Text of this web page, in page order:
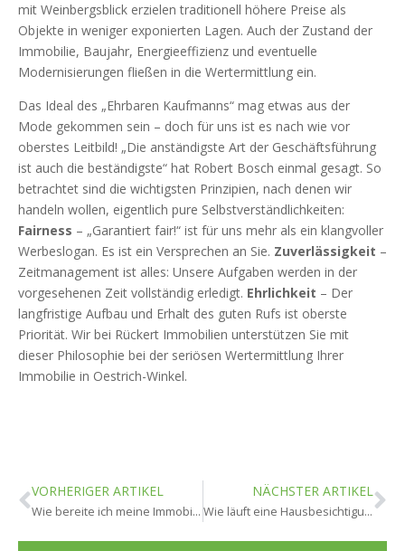
mit Weinbergsblick erzielen traditionell höhere Preise als
Objekte in weniger exponierten Lagen. Auch der Zustand der
Immobilie, Baujahr, Energieeffizienz und eventuelle
Modernisierungen fließen in die Wertermittlung ein.
Das Ideal des „Ehrbaren Kaufmanns“ mag etwas aus der
Mode gekommen sein – doch für uns ist es nach wie vor
oberstes Leitbild! „Die anständigste Art der Geschäftsführung
ist auch die beständigste“ hat Robert Bosch einmal gesagt. So
betrachtet sind die wichtigsten Prinzipien, nach denen wir
handeln wollen, eigentlich pure Selbstverständlichkeiten:
Fairness – „Garantiert fair!“ ist für uns mehr als ein klangvoller
Werbeslogan. Es ist ein Versprechen an Sie. Zuverlässigkeit –
Zeitmanagement ist alles: Unsere Aufgaben werden in der
vorgesehenen Zeit vollständig erledigt. Ehrlichkeit – Der
langfristige Aufbau und Erhalt des guten Rufs ist oberste
Priorität. Wir bei Rückert Immobilien unterstützen Sie mit
dieser Philosophie bei der seriösen Wertermittlung Ihrer
Immobilie in Oestrich-Winkel.
VORHERIGER ARTIKEL
Wie bereite ich meine Immobilie für den Verkauf in Oestrich-Winkel vor?
NÄCHSTER ARTIKEL
Wie läuft eine Hausbesichtigung in Oestrich-Winkel ab?